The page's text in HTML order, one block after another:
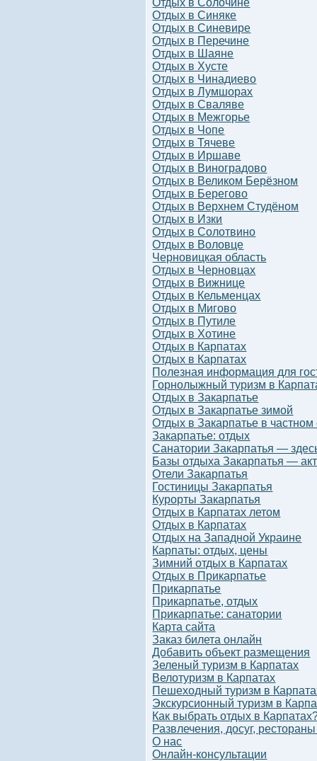
Отдых в Солочине
Отдых в Синяке
Отдых в Синевире
Отдых в Перечине
Отдых в Шаяне
Отдых в Хусте
Отдых в Чинадиево
Отдых в Лумшорах
Отдых в Сваляве
Отдых в Межгорье
Отдых в Чопе
Отдых в Тячеве
Отдых в Иршаве
Отдых в Виноградово
Отдых в Великом Берёзном
Отдых в Берегово
Отдых в Верхнем Студёном
Отдых в Изки
Отдых в Солотвино
Отдых в Воловце
Черновицкая область
Отдых в Черновцах
Отдых в Вижнице
Отдых в Кельменцах
Отдых в Мигово
Отдых в Путиле
Отдых в Хотине
Отдых в Карпатах
Отдых в Карпатах
Полезная информация для
Горнолыжный туризм в
Отдых в Закарпатье
Отдых в Закарпатье зимой
Отдых в Закарпатье в частном
Закарпатье: отдых
Санатории Закарпатья —
Базы отдыха Закарпатья —
Отели Закарпатья
Гостиницы Закарпатья
Курорты Закарпатья
Отдых в Карпатах летом
Отдых в Карпатах
Отдых на Западной Украине
Карпаты: отдых, цены
Зимний отдых в Карпатах
Отдых в Прикарпатье
Прикарпатье
Прикарпатье, отдых
Прикарпатье: санатории
Карта сайта
Заказ билета онлайн
Добавить объект размещения
Зеленый туризм в Карпатах
Велотуризм в Карпатах
Пешеходный туризм в
Экскурсионный туризм в
Как выбрать отдых в
Развлечения, досуг,
О нас
Онлайн-консультации